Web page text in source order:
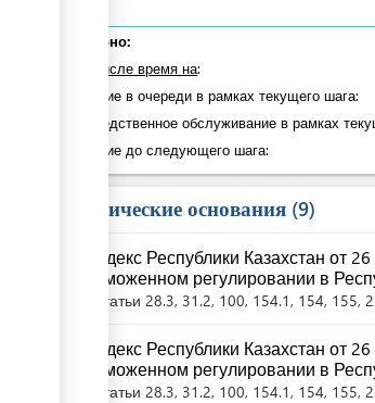
Суммарно:
в том числе время на:
Ожидание в очереди в рамках текущего шага:
Непосредственное обслуживание в рамках
Ожидание до следующего шага:
Юридические основания 9
Кодекс Республики Казахстан от
таможенном регулировании в
Статьи 28.3, 31.2, 100, 154.1 , 154, 155,
Кодекс Республики Казахстан от
таможенном регулировании в
Статьи 28.3, 31.2, 100, 154.1 , 154, 155,